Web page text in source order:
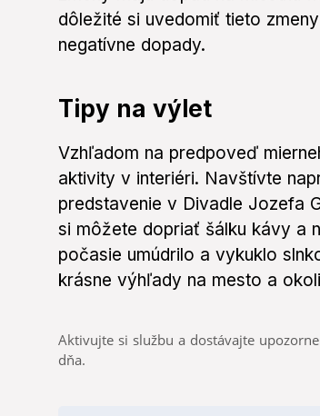
dôležité si uvedomiť tieto
negatívne dopady.
Tipy na výlet
Vzhľadom na predpoveď
aktivity v interiéri. Navštívte
predstavenie v Divadle Jozefa
si môžete dopriať šálku kávy a
počasie umúdrilo a vykuklo
krásne výhľady na mesto a
Aktivujte si službu a dostávajte
dňa.